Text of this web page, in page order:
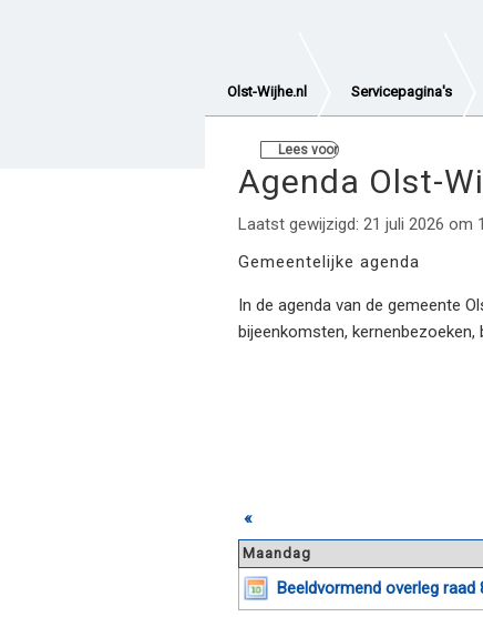
Olst-Wijhe.nl Servicepagina's
Lees voor
Agenda Olst-
Laatst gewijzigd: 21 juli 2026 om
Gemeentelijke agenda
In de agenda van de gemeente
bijeenkomsten,
«
Maandag
Beeldvormend overleg raad